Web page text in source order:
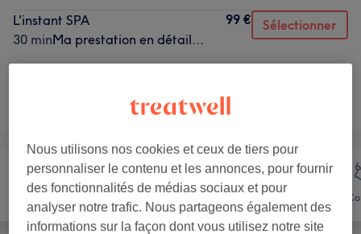
L'instant SPA
30 minMa prestation en détail...
99 € Sélectionner
Recherchez dans notre liste de prestations
Nous utilisons nos cookies et ceux de tiers pour
personnaliser le contenu et les annonces, pour fournir
des fonctionnalités de médias sociaux et pour
analyser notre trafic. Nous partageons également des
informations sur la façon dont vous utilisez notre site